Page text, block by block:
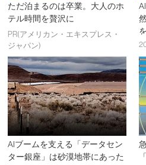
ただ泊まるのは卒業。大人のホ
テル時間を贅沢に
PR(アメリカン・エキスプレス・
ジャパン)
AIブームを支える「データセン
ター銀座」は砂漠地帯にあった